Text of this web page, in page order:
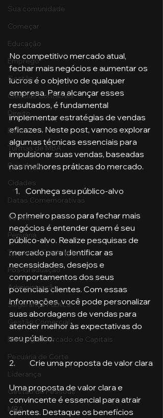
Sua comunidade
Começar
Educação
Emprego
Gestão
Ciências Contábeis
Direito
Bancos
Turmas de MBA
Psicologia
Cidades
Datas Comemorativas
Vendas
Pecuária
Turma de Graduação
Pós-Graduação
Administração
Segurança Publica
Gestão Comercial
Banking e Mercado de Capitais
Pecuária de Corte
Liderança
Gestão de Pessoas
MBA
No competitivo mercado atual,
fechar mais negócios e aumentar os
lucros é o objetivo de qualquer
empresa. Para alcançar esses
resultados, é fundamental
implementar estratégias de vendas
eficazes. Neste post, vamos explorar
algumas técnicas essenciais para
impulsionar suas vendas, baseadas
nas melhores práticas do mercado.
Conheça seu público-alvo
O primeiro passo para fechar mais
negócios é entender quem é seu
público-alvo. Realize pesquisas de
mercado para identificar as
necessidades, desejos e
comportamentos dos seus
potenciais clientes. Com essas
informações, você pode personalizar
suas abordagens de vendas para
atender melhor às expectativas do
seu público.
2.	Crie uma proposta de valor clara
Uma proposta de valor clara e
convincente é essencial para atrair
clientes. Destaque os benefícios